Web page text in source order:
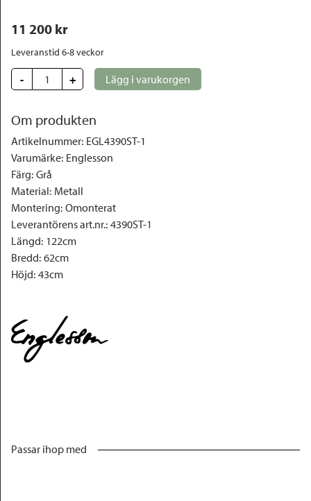
11 200 kr
Leveranstid 6-8 veckor
- + Lägg i varukorgen
Om produkten
Artikelnummer: EGL4390ST-1
Varumärke: Englesson
Färg: Grå
Material: Metall
Montering: Omonterat
Leverantörens art.nr.: 4390ST-1
Längd: 122cm
Bredd: 62cm
Höjd: 43cm
Passar ihop med